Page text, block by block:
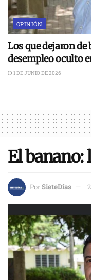
OPINIÓN
Los que dejaron
desempleo oculto
1 DE JUNIO DE 2026
El banano:
PorSieteDías